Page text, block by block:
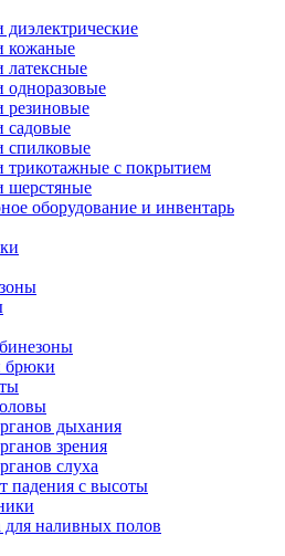
диэлектрические
кожаные
латексные
одноразовые
резиновые
садовые
спилковые
трикотажные с покрытием
шерстяные
оборудование и инвентарь
дыхания
зрения
слуха
падения с высоты
наливных полов